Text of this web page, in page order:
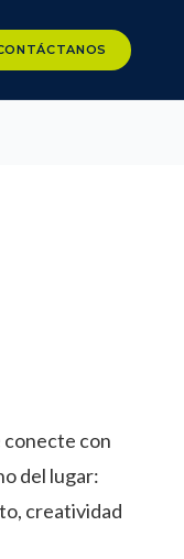
conecte con
del lugar:
creatividad